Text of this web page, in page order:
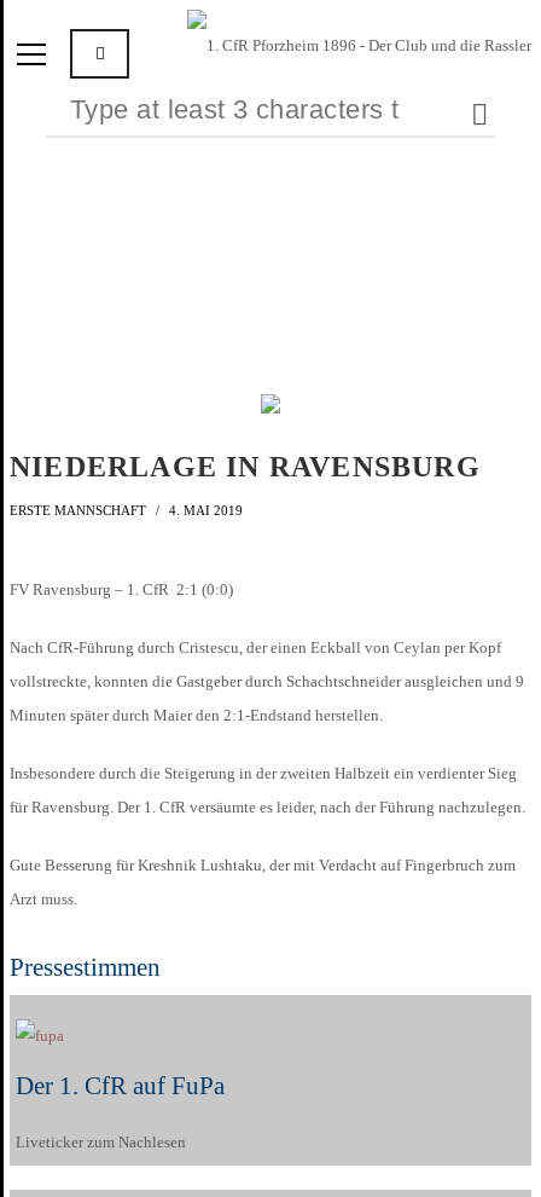
NIEDERLAGE IN RAVENSBURG
ERSTE MANNSCHAFT 4. MAI 2019
FV Ravensburg – 1. CfR 2:1 (0:0)
Nach CfR-Führung durch Cristescu, der einen Eckball von Ceylan per Kopf
vollstreckte, konnten die Gastgeber durch Schachtschneider ausgleichen und 9
Minuten später durch Maier den 2:1-Endstand herstellen.
Insbesondere durch die Steigerung in der zweiten Halbzeit ein verdienter Sieg
für Ravensburg. Der 1. CfR versäumte es leider, nach der Führung nachzulegen.
Gute Besserung für Kreshnik Lushtaku, der mit Verdacht auf Fingerbruch zum
Arzt muss.
Pressestimmen
Der 1. CfR auf FuPa
Liveticker zum Nachlesen